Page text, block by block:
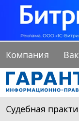
Компания
Судебная